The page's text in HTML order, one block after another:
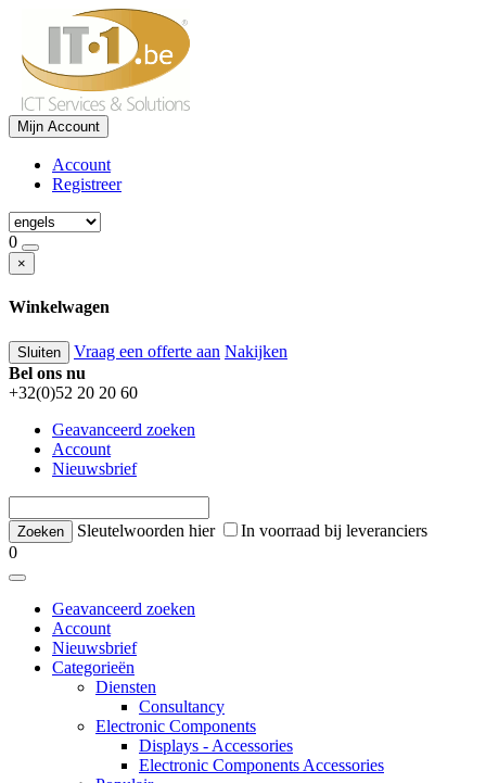
Mijn Account
Account
Registreer
0
×
Winkelwagen
Sluiten Vraag een offerte aan Nakijken
Bel ons nu
+32(0)52 20 20 60
Geavanceerd zoeken
Account
Nieuwsbrief
Sleutelwoorden hier
In voorraad bij leveranciers
0
Geavanceerd zoeken
Account
Nieuwsbrief
Categorieën
Diensten
Consultancy
Electronic Components
Displays - Accessories
Electronic Components Accessories